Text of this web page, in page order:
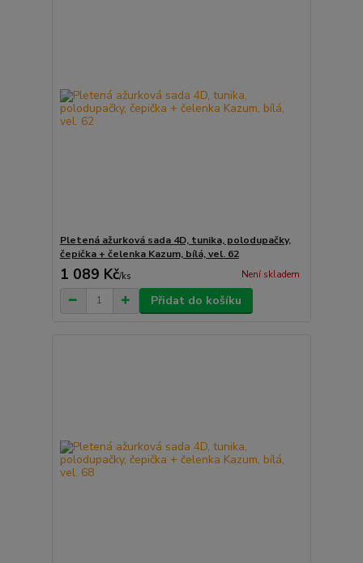
Pletená ažurková sada 4D, tunika, polodupačky,
čepička + čelenka Kazum, bílá, vel. 62
1 089 Kč/ks Není skladem
Přidat do košíku